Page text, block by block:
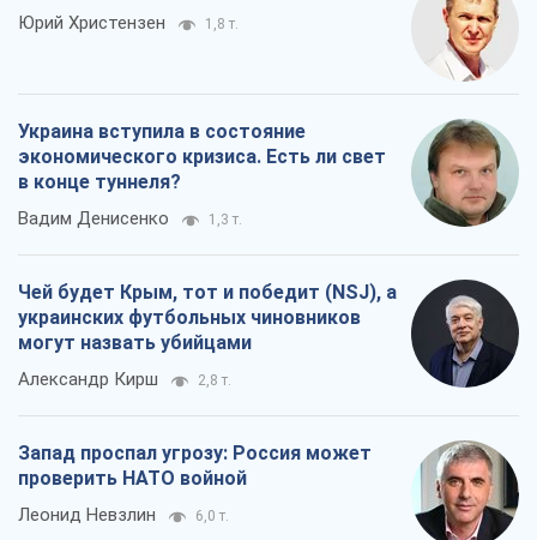
Юрий Христензен 1,8 т.
Украина вступила в состояние
экономического кризиса. Есть ли свет
в конце туннеля?
Вадим Денисенко 1,3 т.
Чей будет Крым, тот и победит (NSJ), а
украинских футбольных чиновников
могут назвать убийцами
Александр Кирш 2,8 т.
Запад проспал угрозу: Россия может
проверить НАТО войной
Леонид Невзлин 6,0 т.